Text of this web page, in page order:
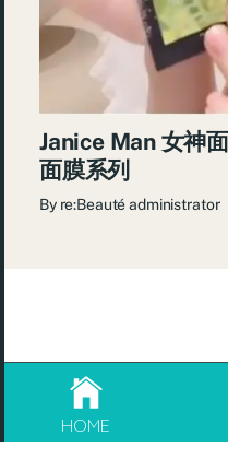
成為blogger，請電
Janice Man 女神
面膜系列
By re:Beauté administrator
© 2026 re:Beauté
HOME